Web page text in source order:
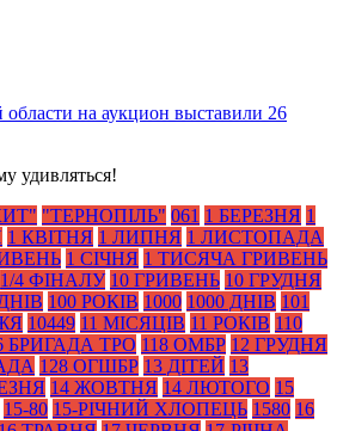
на аукцион выставили 26
удивляться!
"ТЕРНОПІЛЬ" 061 1 БЕРЕЗНЯ 1
1 КВІТНЯ 1 ЛИПНЯ 1 ЛИСТОПАДА
1 СІЧНЯ 1 ТИСЯЧА ГРИВЕНЬ
1/4 ФІНАЛУ 10 ГРИВЕНЬ 10 ГРУДНЯ
100 РОКІВ 1000 1000 ДНІВ 101
10449 11 МІСЯЦІВ 11 РОКІВ 110
БРИГАДА ТРО 118 ОМБР 12 ГРУДНЯ
128 ОГШБР 13 ДІТЕЙ 13
14 ЖОВТНЯ 14 ЛЮТОГО 15
15-80 15-РІЧНИЙ ХЛОПЕЦЬ 1580 16